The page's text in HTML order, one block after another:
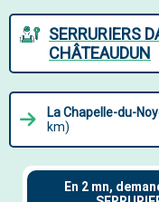
SERRURIERS
CHÂTEAUDUN
La Chapelle-du-
km)